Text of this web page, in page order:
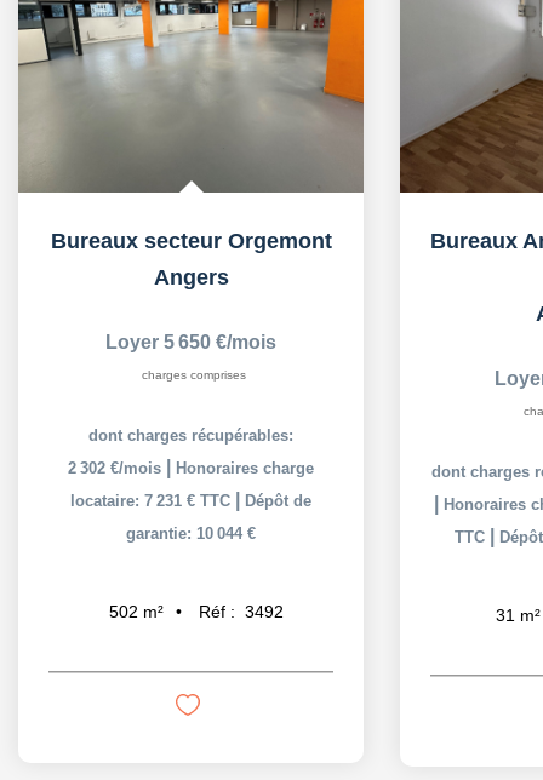
Bureaux secteur Orgemont
Angers
Loyer 5 650 €/mois
charges comprises
dont charges récupérables:
2 302 €/mois
Honoraires charge
locataire: 7 231 € TTC
Dépôt de
garantie: 10 044 €
502 m² Réf : 3492
dont charges
Honoraires
TTC
31 m²